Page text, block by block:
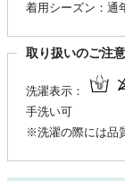
着用シーズン：通
取り扱いのご注意
洗濯表示：
手洗い可
※洗濯の際には品